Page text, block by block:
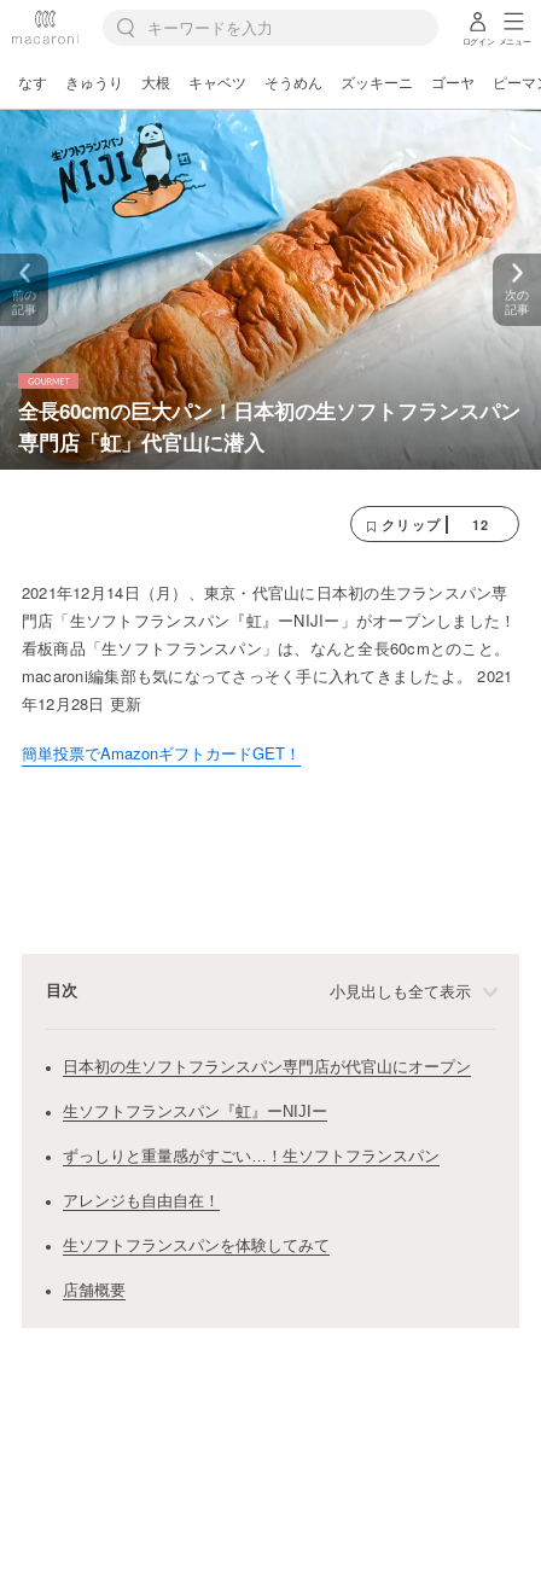
ログイン メニュー
なす きゅうり 大根 キャベツ そうめん ズッキーニ ゴーヤ ピーマ
全長60cmの巨大パン！日本初の生ソフトフランスパン
専門店「虹」代官山に潜入
前の
記事
次の
記事
クリップ 12
2021年12月14日（月）、東京・代官山に日本初の生フランスパン専
門店「生ソフトフランスパン『虹』ーNIJIー」がオープンしました！
看板商品「生ソフトフランスパン」は、なんと全長60cmとのこと。
macaroni編集部も気になってさっそく手に入れてきましたよ。 2021
年12月28日 更新
簡単投票でAmazonギフトカードGET！
目次 小見出しも全て表示
日本初の生ソフトフランスパン専門店が代官山にオープン
生ソフトフランスパン『虹』ーNIJIー
ずっしりと重量感がすごい…！生ソフトフランスパン
アレンジも自由自在！
生ソフトフランスパンを体験してみて
店舗概要